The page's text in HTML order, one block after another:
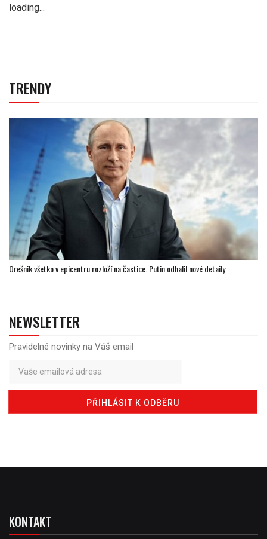
loading...
TRENDY
Orešnik všetko v epicentru rozloží na častice. Putin odhalil nové detaily
NEWSLETTER
Pravidelné novinky na Váš email
KONTAKT